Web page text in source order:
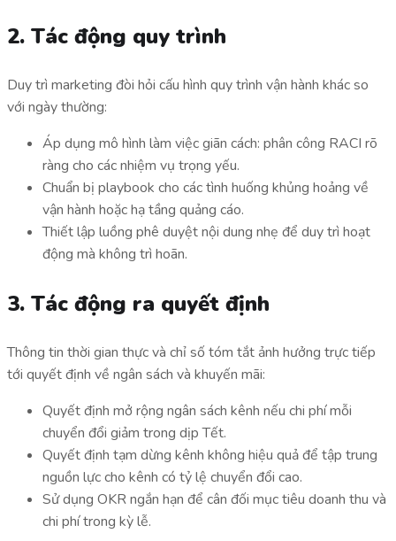
2. Tác động quy trình
Duy trì marketing đòi hỏi cấu hình quy trình vận hành khác so
với ngày thường:
Áp dụng mô hình làm việc giãn cách: phân công RACI rõ
ràng cho các nhiệm vụ trọng yếu.
Chuẩn bị playbook cho các tình huống khủng hoảng về
vận hành hoặc hạ tầng quảng cáo.
Thiết lập luồng phê duyệt nội dung nhẹ để duy trì hoạt
động mà không trì hoãn.
3. Tác động ra quyết định
Thông tin thời gian thực và chỉ số tóm tắt ảnh hưởng trực tiếp
tới quyết định về ngân sách và khuyến mãi:
Quyết định mở rộng ngân sách kênh nếu chi phí mỗi
chuyển đổi giảm trong dịp Tết.
Quyết định tạm dừng kênh không hiệu quả để tập trung
nguồn lực cho kênh có tỷ lệ chuyển đổi cao.
Sử dụng OKR ngắn hạn để cân đối mục tiêu doanh thu và
chi phí trong kỳ lễ.